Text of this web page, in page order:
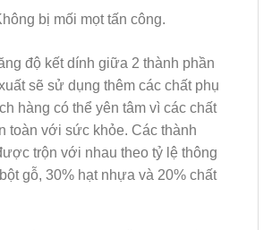
bị mối mọt tấn công.
độ kết dính giữa 2 thành phần
sẽ sử dụng thêm các chất phụ
hàng có thể yên tâm vì các chất
toàn với sức khỏe. Các thành
trộn với nhau theo tỷ lệ thông
gỗ, 30% hạt nhựa và 20% chất